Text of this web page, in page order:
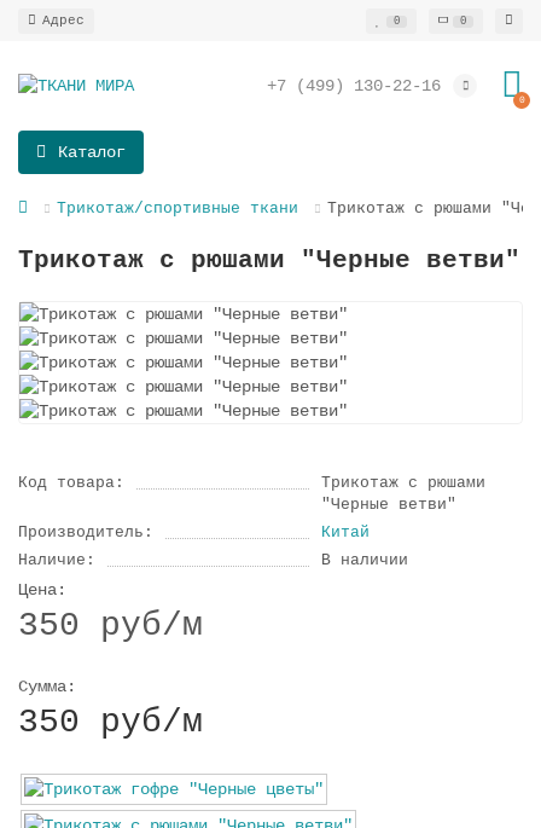
0 0
+7 (499) 130-22-16
0
Каталог
Трикотаж/спортивные ткани Трикотаж с рюшами
Трикотаж с рюшами "Черные ветви"
Код товара:
Трикотаж с рюшами
"Черные ветви"
Производитель:
Китай
Наличие:
В наличии
Цена:
350 руб/м
Сумма:
350 руб/м